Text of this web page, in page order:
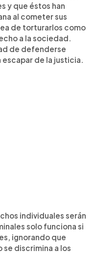
y que éstos han
al cometer sus
de torturarlos como
a la sociedad.
de defenderse
de la justicia.
individuales serán
solo funciona si
ignorando que
discrimina a los